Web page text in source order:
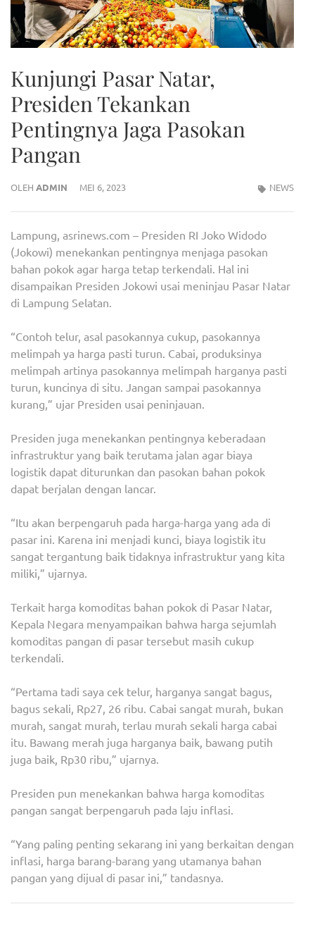
Kunjungi Pasar Natar,
Presiden Tekankan
Pentingnya Jaga Pasokan
Pangan
OLEH ADMIN MEI 6, 2023 NEWS
Lampung, asrinews.com – Presiden RI Joko Widodo
(Jokowi) menekankan pentingnya menjaga pasokan
bahan pokok agar harga tetap terkendali. Hal ini
disampaikan Presiden Jokowi usai meninjau Pasar Natar
di Lampung Selatan.
“Contoh telur, asal pasokannya cukup, pasokannya
melimpah ya harga pasti turun. Cabai, produksinya
melimpah artinya pasokannya melimpah harganya pasti
turun, kuncinya di situ. Jangan sampai pasokannya
kurang,” ujar Presiden usai peninjauan.
Presiden juga menekankan pentingnya keberadaan
infrastruktur yang baik terutama jalan agar biaya
logistik dapat diturunkan dan pasokan bahan pokok
dapat berjalan dengan lancar.
“Itu akan berpengaruh pada harga-harga yang ada di
pasar ini. Karena ini menjadi kunci, biaya logistik itu
sangat tergantung baik tidaknya infrastruktur yang kita
miliki,” ujarnya.
Terkait harga komoditas bahan pokok di Pasar Natar,
Kepala Negara menyampaikan bahwa harga sejumlah
komoditas pangan di pasar tersebut masih cukup
terkendali.
“Pertama tadi saya cek telur, harganya sangat bagus,
bagus sekali, Rp27, 26 ribu. Cabai sangat murah, bukan
murah, sangat murah, terlau murah sekali harga cabai
itu. Bawang merah juga harganya baik, bawang putih
juga baik, Rp30 ribu,” ujarnya.
Presiden pun menekankan bahwa harga komoditas
pangan sangat berpengaruh pada laju inflasi.
“Yang paling penting sekarang ini yang berkaitan dengan
inflasi, harga barang-barang yang utamanya bahan
pangan yang dijual di pasar ini,” tandasnya.